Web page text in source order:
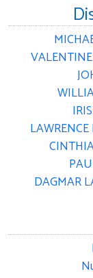
DAGMAR